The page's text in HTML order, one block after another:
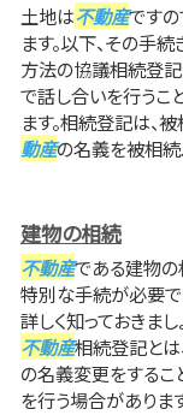
土地は不動産です
ます。以下、その手
方法の協議相続登記
で話し合いを行うこ
ます。相続登記は、
動産の名義を被相続
建物の相続
不動産である建物の
特別な手続が必要で
詳しく知っておきま
不動産相続登記と
の名義変更をするこ
を行う場合がありま